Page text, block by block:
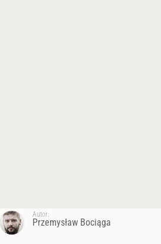
Autor:
Przemysław Bociąga